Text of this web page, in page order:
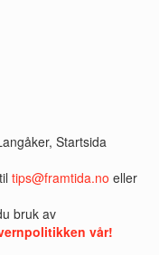
Startsida
tips@framtida.no eller
bruk av
vår!